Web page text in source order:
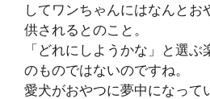
してワンちゃんにはなんとお
供されるとのこと。
「どれにしようかな」と選
のものではないのですね。
愛犬がおやつに夢中になって